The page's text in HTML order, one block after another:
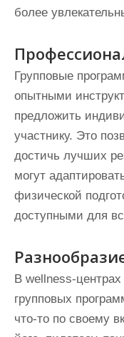
более
Групповые
опытными
предложить
участнику. Это
достичь лучших
могут
физической
доступными для
В wellness-центрах
групповых
что-то по своему